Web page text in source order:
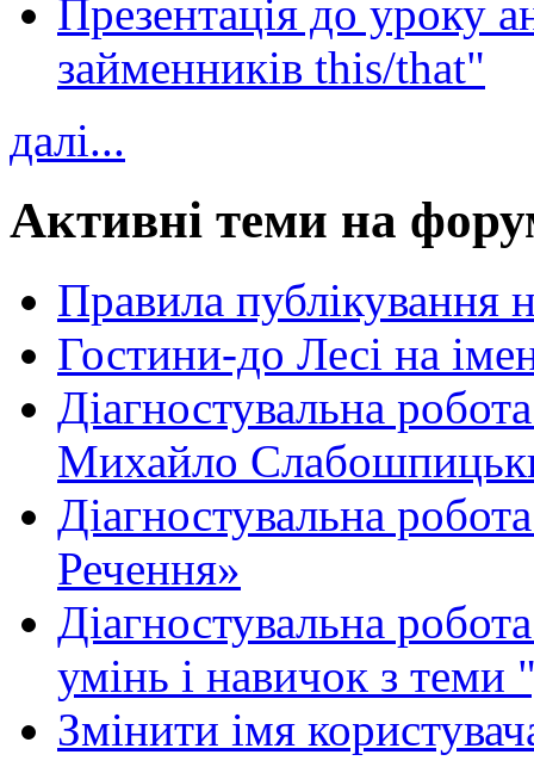
Презентація до уроку
займенників this/that"
далі...
Активні теми на
Правила публікування
Гостини-до Лесі на
Діагностувальна
Михайло
Діагностувальна
Речення»
Діагностувальна
умінь і навичок з теми
Змінити імя